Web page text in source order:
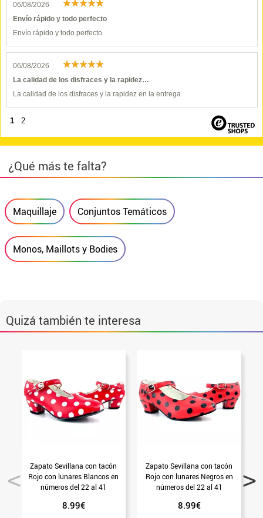
06/08/2026
Envío rápido y todo perfecto
Envío rápido y todo perfecto
06/08/2026
La calidad de los disfraces y la rapidez…
La calidad de los disfraces y la rapidez en la entrega
1 2
¿Qué más te falta?
Maquillaje Conjuntos Temáticos
Monos, Maillots y Bodies
Quizá también te interesa
Zapato Sevillana con tacón
Rojo con lunares Blancos en
números del 22 al 41
8.99€
Zapato Sevillana con tacón
Rojo con lunares Negros en
números del 22 al 41
8.99€